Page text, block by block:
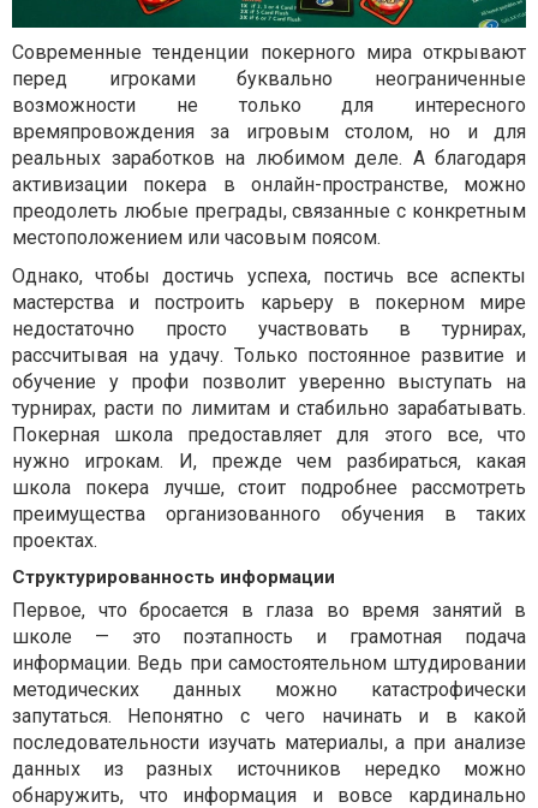
Современные тенденции покерного мира открывают
перед игроками буквально неограниченные
возможности не только для интересного
времяпровождения за игровым столом, но и для
реальных заработков на любимом деле. А благодаря
активизации покера в онлайн-пространстве, можно
преодолеть любые преграды, связанные с конкретным
местоположением или часовым поясом.
Однако, чтобы достичь успеха, постичь все аспекты
мастерства и построить карьеру в покерном мире
недостаточно просто участвовать в турнирах,
рассчитывая на удачу. Только постоянное развитие и
обучение у профи позволит уверенно выступать на
турнирах, расти по лимитам и стабильно зарабатывать.
Покерная школа предоставляет для этого все, что
нужно игрокам. И, прежде чем разбираться, какая
школа покера лучше, стоит подробнее рассмотреть
преимущества организованного обучения в таких
проектах.
Структурированность информации
Первое, что бросается в глаза во время занятий в
школе — это поэтапность и грамотная подача
информации. Ведь при самостоятельном штудировании
методических данных можно катастрофически
запутаться. Непонятно с чего начинать и в какой
последовательности изучать материалы, а при анализе
данных из разных источников нередко можно
обнаружить, что информация и вовсе кардинально